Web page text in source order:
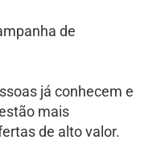
de
já conhecem e
mais
de alto valor.